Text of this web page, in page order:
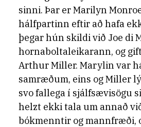
sinni. Þar er Marilyn
hálfpartinn eftir að hafa
þegar hún skildi við Joe di
hornaboltaleikarann, og
Arthur Miller. Marylin var
samræðum, eins og Miller
svo fallega í sjálfsævisögu
helzt ekki tala um annað
bókmenntir og mannfræði,